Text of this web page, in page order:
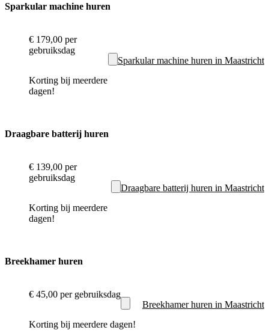
Sparkular machine huren
€ 179,00 per
gebruiksdag
Korting bij meerdere
dagen!
Sparkular machine huren in Maastricht
Draagbare batterij huren
€ 139,00 per
gebruiksdag
Korting bij meerdere
dagen!
Draagbare batterij huren in Maastricht
Breekhamer huren
€ 45,00 per gebruiksdag
Korting bij meerdere dagen!
Breekhamer huren in Maastricht